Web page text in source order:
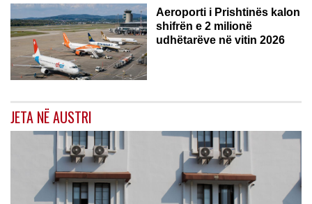
Aeroporti i Prishtinës kalon
shifrën e 2 milionë
udhëtarëve në vitin 2026
JETA NË AUSTRI